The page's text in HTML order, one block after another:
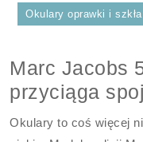
Okulary oprawki i szkła
Marc Jacobs
przyciąga
Okulary to coś więcej